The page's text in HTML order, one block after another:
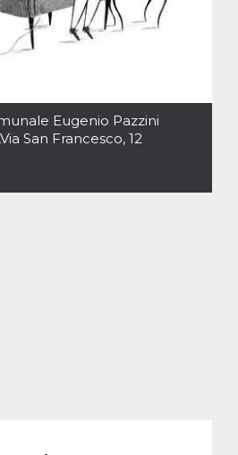
Eugenio Pazzini
Via San Francesco, 12